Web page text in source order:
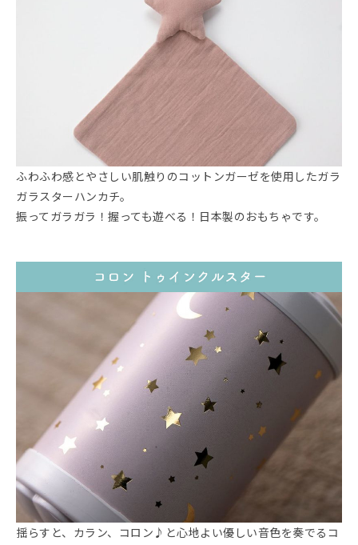
ふわふわ感とやさしい肌触りのコットンガーゼを使用したガラ
ガラスターハンカチ。
振ってガラガラ！握っても遊べる！日本製のおもちゃです。
揺らすと、カラン、コロン♪と心地よい優しい音色を奏でるコ